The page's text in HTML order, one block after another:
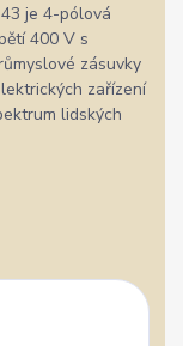
je 4-pólová
400 V s
zásuvky
zařízení
lidských